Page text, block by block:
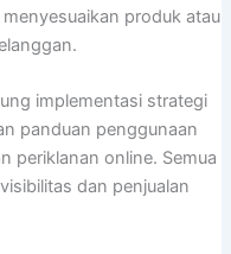
produk atau
implementasi strategi
panduan penggunaan
periklanan online. Semua
dan penjualan